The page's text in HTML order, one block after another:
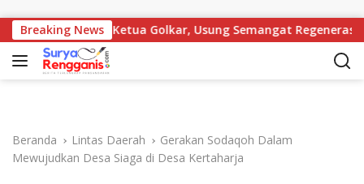
Breaking News
Calon Ketua Golkar, Usung Semangat Regenerasi
Beranda Lintas Daerah
Gerakan Sodaqoh Dalam
Mewujudkan Desa Siaga di Desa Kertaharja